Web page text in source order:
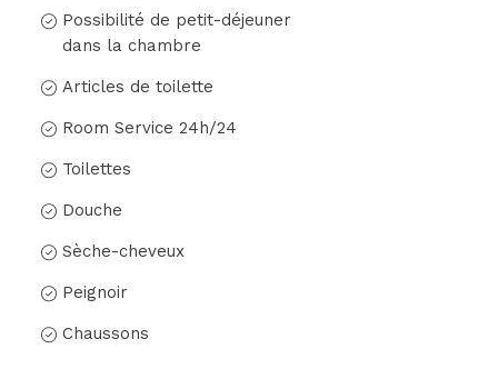
Possibilité de petit-déjeuner
dans la chambre
Articles de toilette
Room Service 24h/24
Toilettes
Douche
Sèche-cheveux
Peignoir
Chaussons